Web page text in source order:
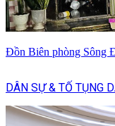
Đồn Biên phòng Sông
DÂN SỰ & TỐ TỤNG